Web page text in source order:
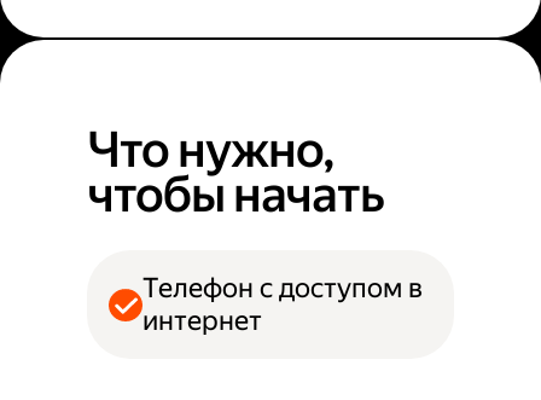
Что нужно,
чтобы начать
Телефон с доступом в
интернет